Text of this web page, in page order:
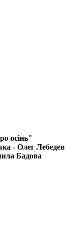
осінь"
- Олег Лебедев
Бадова